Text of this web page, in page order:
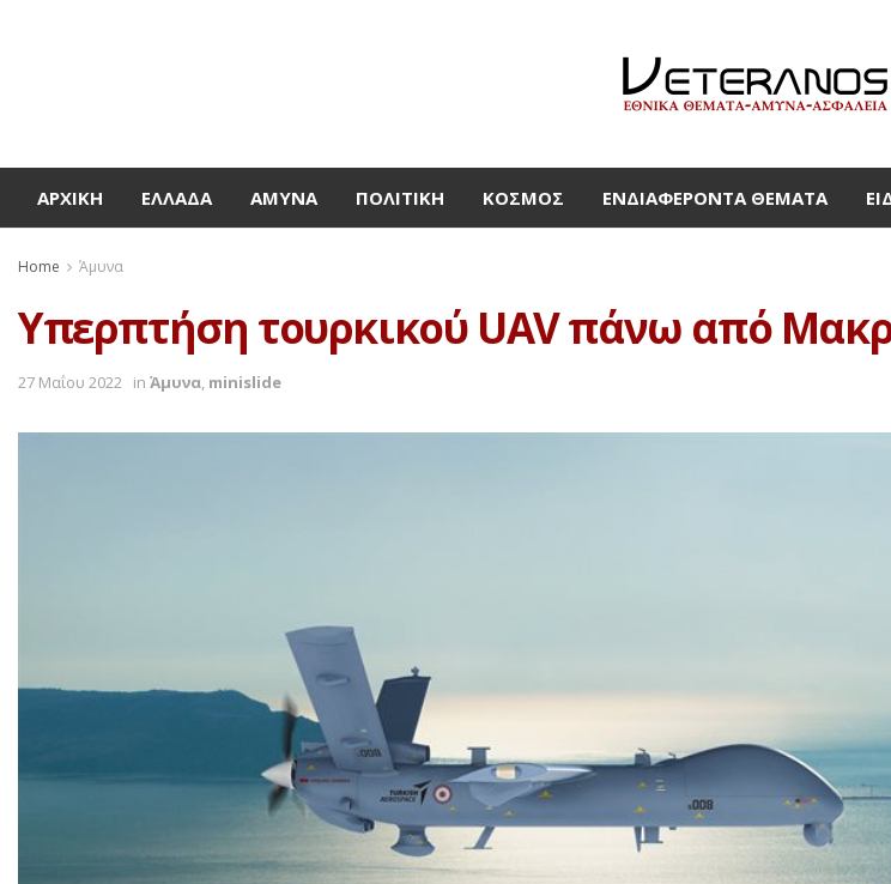
ΑΡΧΙΚΉ ΕΛΛΆΔΑ ΆΜΥΝΑ ΠΟΛΙΤΙΚΉ ΚΌΣΜΟΣ ΕΝΔΙΑΦΈΡΟΝΤΑ ΘΈΜΑΤΑ
Home Άμυνα
Υπερπτήση τουρκικού UAV πάνω από
27 Μαΐου 2022 in Άμυνα, minislide